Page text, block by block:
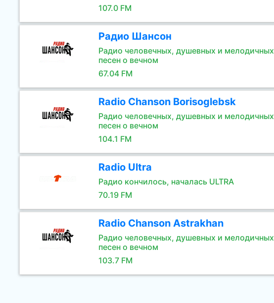
107.0 FM
Радио Шансон
Радио человечных, душевных и мелодичных
песен о вечном
67.04 FM
Radio Chanson Borisoglebsk
Радио человечных, душевных и мелодичных
песен о вечном
104.1 FM
Radio Ultra
Радио кончилось, началась ULTRA
70.19 FM
Radio Chanson Astrakhan
Радио человечных, душевных и мелодичных
песен о вечном
103.7 FM